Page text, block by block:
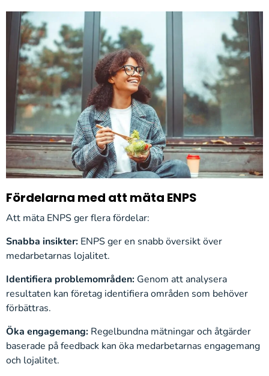
Fördelarna med att mäta ENPS
Att mäta ENPS ger flera fördelar:
Snabba insikter: ENPS ger en snabb översikt över
medarbetarnas lojalitet.
Identifiera problemområden: Genom att analysera
resultaten kan företag identifiera områden som behöver
förbättras.
Öka engagemang: Regelbundna mätningar och åtgärder
baserade på feedback kan öka medarbetarnas engagemang
och lojalitet.